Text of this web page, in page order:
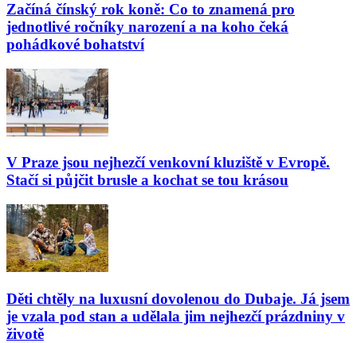
Začíná čínský rok koně: Co to znamená pro
jednotlivé ročníky narození a na koho čeká
pohádkové bohatství
V Praze jsou nejhezčí venkovní kluziště v Evropě.
Stačí si půjčit brusle a kochat se tou krásou
Děti chtěly na luxusní dovolenou do Dubaje. Já jsem
je vzala pod stan a udělala jim nejhezčí prázdniny v
životě